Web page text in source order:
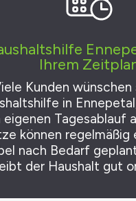
Ihrem
Kunden wünschen
in
eigenen Tagesablauf
können
nach Bedarf
der Haushalt gut